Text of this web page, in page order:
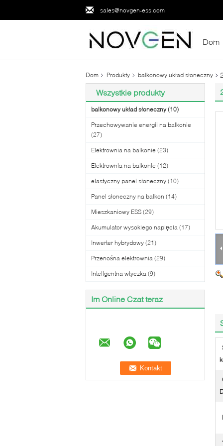
sales@novgen-ess.com
Dom
Dom Produkty balkonowy układ słoneczny
Wszystkie produkty
balkonowy układ słoneczny (10)
Przechowywanie energii na balkonie
(27)
Elektrownia na balkonie (23)
Elektrownia na balkonie (12)
elastyczny panel słoneczny (10)
Panel słoneczny na balkon (14)
Mieszkaniowy ESS (29)
Akumulator wysokiego napięcia (17)
Inwerter hybrydowy (21)
Przenośna elektrownia (29)
Inteligentna wtyczka (9)
Im Online Czat teraz